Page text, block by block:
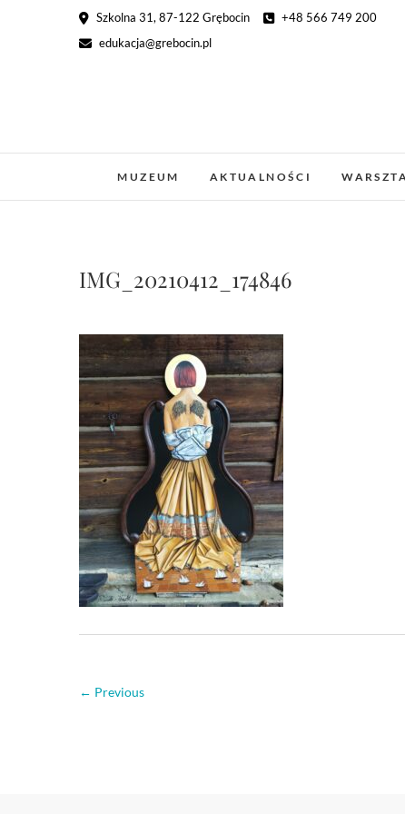
Szkolna 31, 87-122 Grębocin
+48 566 749 200
edukacja@grebocin.pl
MUZEUM AKTUALNOŚCI
IMG_20210412_174846
← Previous